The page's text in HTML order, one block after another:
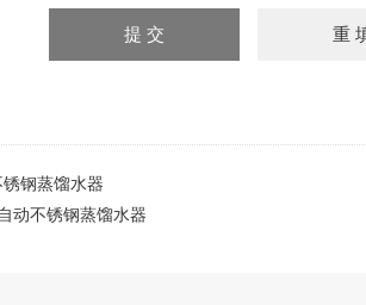
锈钢蒸馏水器
动不锈钢蒸馏水器